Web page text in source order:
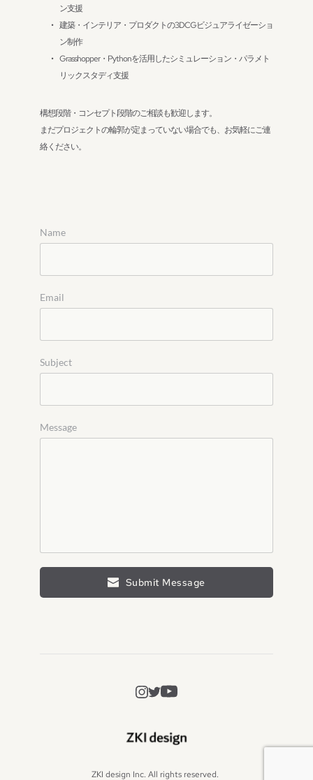
ン支援
建築・インテリア・プロダクトの3DCGビジュアライゼーショ
ン制作
Grasshopper・Pythonを活用したシミュレーション・パラメト
リックスタディ支援
構想段階・コンセプト段階のご相談も歓迎します。
まだプロジェクトの輪郭が定まっていない場合でも、お気軽にご連
絡ください。
Name
Email
Subject
Message
Submit Message
ZKI design Inc. All rights reserved.